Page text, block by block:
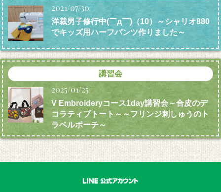
2021/07/30
洋裁男子修行中(￣д￣)（10）～シャリオ880
でキッズ用ハーフパンツ作りました～
講習会
2025/01/25
V Embroideryコース1day講習会～合皮のデ
コラティブトート～～フリンジ刺しゅうのト
ラベルポーチ～